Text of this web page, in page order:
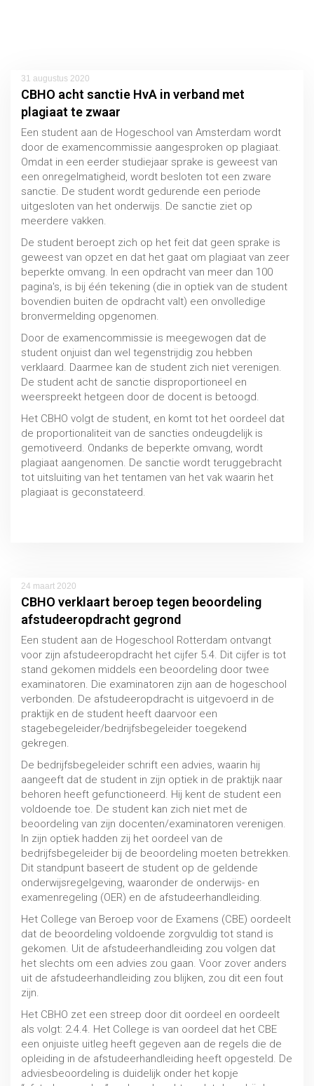
Rechtsbescherming
MBO / HBO / WO
Bindend studieadvies (BAS/NBSA)
MBO / HBO / WO
Schorsing en verwijdering
MBO / HBO / WO
Doubleren en bevordering
PO / VO
31 augustus 2020
CBHO acht sanctie HvA in verband met
plagiaat te zwaar
Een student aan de Hogeschool van Amsterdam wordt
door de examencommissie aangesproken op plagiaat.
Omdat in een eerder studiejaar sprake is geweest van
een onregelmatigheid, wordt besloten tot een zware
sanctie. De student wordt gedurende een periode
uitgesloten van het onderwijs. De sanctie ziet op
meerdere vakken.
De student beroept zich op het feit dat geen sprake is
geweest van opzet en dat het gaat om plagiaat van zeer
beperkte omvang. In een opdracht van meer dan 100
pagina's, is bij één tekening (die in optiek van de student
bovendien buiten de opdracht valt) een onvolledige
bronvermelding opgenomen.
Door de examencommissie is meegewogen dat de
student onjuist dan wel tegenstrijdig zou hebben
verklaard. Daarmee kan de student zich niet verenigen.
De student acht de sanctie disproportioneel en
weerspreekt hetgeen door de docent is betoogd.
Het CBHO volgt de student, en komt tot het oordeel dat
de proportionaliteit van de sancties ondeugdelijk is
gemotiveerd. Ondanks de beperkte omvang, wordt
plagiaat aangenomen. De sanctie wordt teruggebracht
tot uitsluiting van het tentamen van het vak waarin het
plagiaat is geconstateerd.
24 maart 2020
CBHO verklaart beroep tegen beoordeling
afstudeeropdracht gegrond
Een student aan de Hogeschool Rotterdam ontvangt
voor zijn afstudeeropdracht het cijfer 5.4. Dit cijfer is tot
stand gekomen middels een beoordeling door twee
examinatoren. Die examinatoren zijn aan de hogeschool
verbonden. De afstudeeropdracht is uitgevoerd in de
praktijk en de student heeft daarvoor een
stagebegeleider/bedrijfsbegeleider toegekend
gekregen.
De bedrijfsbegeleider schrift een advies, waarin hij
aangeeft dat de student in zijn optiek in de praktijk naar
behoren heeft gefunctioneerd. Hij kent de student een
voldoende toe. De student kan zich niet met de
beoordeling van zijn docenten/examinatoren verenigen.
In zijn optiek hadden zij het oordeel van de
bedrijfsbegeleider bij de beoordeling moeten betrekken.
Dit standpunt baseert de student op de geldende
onderwijsregelgeving, waaronder de onderwijs- en
examenregeling (OER) en de afstudeerhandleiding.
Het College van Beroep voor de Examens (CBE) oordeelt
dat de beoordeling voldoende zorgvuldig tot stand is
gekomen. Uit de afstudeerhandleiding zou volgen dat
het slechts om een advies zou gaan. Voor zover anders
uit de afstudeerhandleiding zou blijken, zou dit een fout
zijn.
Het CBHO zet een streep door dit oordeel en oordeelt
als volgt: 2.4.4. Het College is van oordeel dat het CBE
een onjuiste uitleg heeft gegeven aan de regels die de
opleiding in de afstudeerhandleiding heeft opgesteld. De
adviesbeoordeling is duidelijk onder het kopje